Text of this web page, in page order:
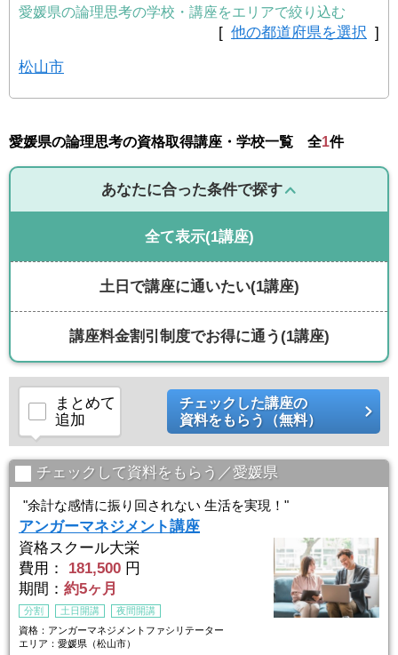
愛媛県の論理思考の学校・講座をエリアで絞り込む
[ 他の都道府県を選択 ]
松山市
愛媛県の論理思考の資格取得講座・学校一覧 全1件
あなたに合った条件で探す
全て表示(1講座)
土日で講座に通いたい(1講座)
講座料金割引制度でお得に通う(1講座)
まとめて
追加
チェックした講座の
資料をもらう（無料）
チェックして資料をもらう／愛媛県
"余計な感情に振り回されない 生活を実現！"
アンガーマネジメント講座
資格スクール大栄
費用：
181,500 円
期間： 約5ヶ月
分割 土日開講
夜間開講
資格：アンガーマネジメントファシリテーター
エリア：愛媛県（松山市）